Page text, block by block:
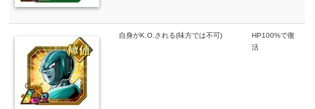
自身がK.O.される(味方では不可)
HP100%で復
活